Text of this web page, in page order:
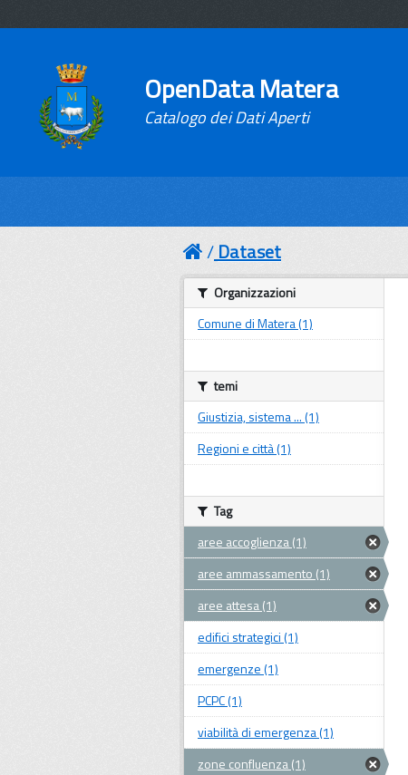
OpenData Matera
Catalogo dei Dati Aperti
Dataset
Organizzazioni
Comune di Matera (1)
temi
Giustizia, sistema ... (1)
Regioni e città (1)
Tag
aree accoglienza (1)
aree ammassamento (1)
aree attesa (1)
edifici strategici (1)
emergenze (1)
PCPC (1)
viabilità di emergenza (1)
zone confluenza (1)